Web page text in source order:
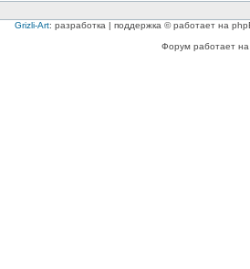
Grizli-Art: разработка | поддержка © работает на
Форум работает